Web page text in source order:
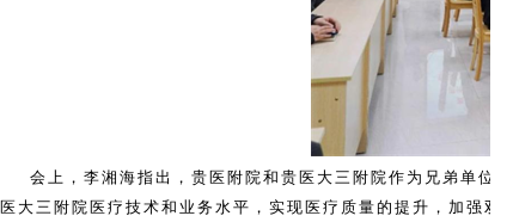
会上，李湘海指出，贵医附院和贵医大三附院作为兄弟单位
医大三附院医疗技术和业务水平，实现医疗质量的提升，加强双